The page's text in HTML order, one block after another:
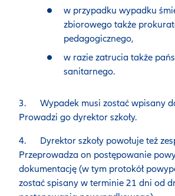
w przypadku wypadku
zbiorowego także
pedagogicznego,
w razie zatrucia także
sanitarnego.
3. Wypadek musi zostać wpisany
Prowadzi go dyrektor szkoły.
4. Dyrektor szkoły powołuje też
Przeprowadza on postępowanie
dokumentację (w tym protokół
zostać spisany w terminie 21 dni od